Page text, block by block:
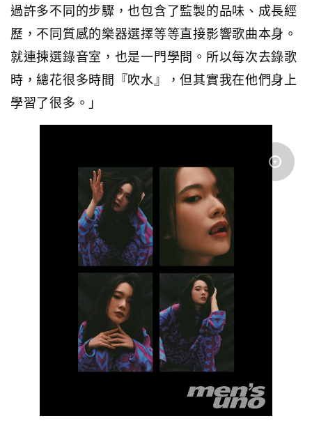
過許多不同的步驟，也包含了監製的品味、成長經
歷，不同質感的樂器選擇等等直接影響歌曲本身。
就連揀選錄音室，也是一門學問。所以每次去錄歌
時，總花很多時間『吹水』，但其實我在他們身上
學習了很多。」